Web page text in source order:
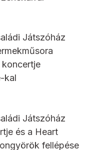
Játszóház
kal
Játszóház
és a Heart
fellépése